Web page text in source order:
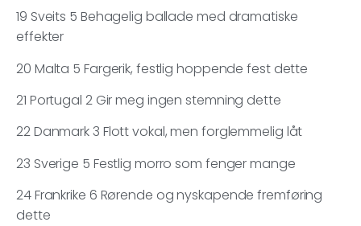
19 Sveits 5 Behagelig ballade med dramatiske
effekter
20 Malta 5 Fargerik, festlig hoppende fest dette
21 Portugal 2 Gir meg ingen stemning dette
22 Danmark 3 Flott vokal, men forglemmelig låt
23 Sverige 5 Festlig morro som fenger mange
24 Frankrike 6 Rørende og nyskapende fremføring
dette